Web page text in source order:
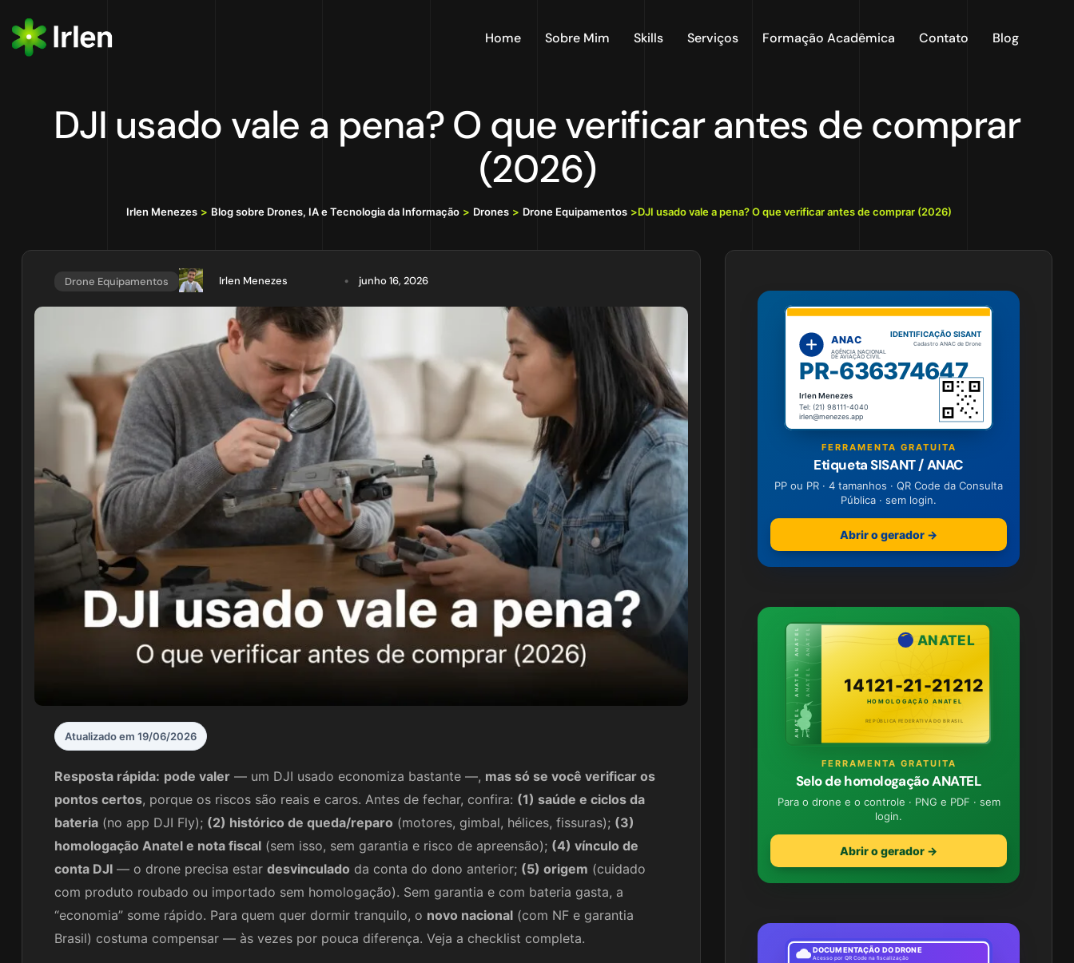
Home Sobre Mim Skills Serviços Formação Acadêmica Contato Blog
DJI usado vale a pena? O que verificar antes de comprar
(2026)
Irlen Menezes > Blog sobre Drones, IA e Tecnologia da Informação > Drones > Drone Equipamentos >DJI usado vale a pena? O que verificar antes de comprar (2026)
Drone Equipamentos Irlen Menezes junho 16, 2026
Atualizado em 19/06/2026
Resposta rápida: pode valer — um DJI usado economiza bastante —, mas só se você verificar os
pontos certos, porque os riscos são reais e caros. Antes de fechar, confira: (1) saúde e ciclos da
bateria (no app DJI Fly); (2) histórico de queda/reparo (motores, gimbal, hélices, fissuras); (3)
homologação Anatel e nota fiscal (sem isso, sem garantia e risco de apreensão); (4) vínculo de
conta DJI — o drone precisa estar desvinculado da conta do dono anterior; (5) origem (cuidado
com produto roubado ou importado sem homologação). Sem garantia e com bateria gasta, a
“economia” some rápido. Para quem quer dormir tranquilo, o novo nacional (com NF e garantia
Brasil) costuma compensar — às vezes por pouca diferença. Veja a checklist completa.
ANAC
AGÊNCIA NACIONAL
DE AVIAÇÃO CIVIL
IDENTIFICAÇÃO SISANT
Cadastro ANAC de Drone
PR-636374647
Irlen Menezes
Tel: (21) 98111-4040
irlen@menezes.app
FERRAMENTA GRATUITA
Etiqueta SISANT / ANAC
PP ou PR · 4 tamanhos · QR Code da Consulta
Pública · sem login.
Abrir o gerador →
ANATEL · ANATEL · ANATELANATEL · ANATEL · ANATEL ANATEL
14121-21-21212
HOMOLOGAÇÃO ANATEL
REPÚBLICA FEDERATIVA DO BRASIL
FERRAMENTA GRATUITA
Selo de homologação ANATEL
Para o drone e o controle · PNG e PDF · sem
login.
Abrir o gerador →
DOCUMENTAÇÃO DO DRONE
Acesso por QR Code na fiscalização